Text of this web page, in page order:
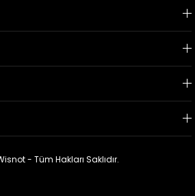
- Tüm Hakları Saklıdır.